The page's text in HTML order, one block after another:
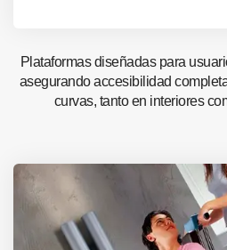
Plataformas diseñadas para
asegurando accesibilidad
curvas, tanto en interiores